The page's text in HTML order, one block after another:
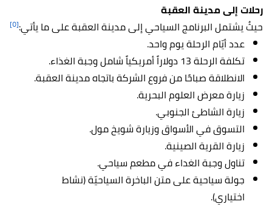
رحلات إلى مدينة العقبة
حيثُ يشتمل البرنامج السياحي إلى مدينة العقبة على ما يأتي:[٥]
عدد أيّام الرحلة يوم واحد.
تكلفة الرحلة 13 دولاراً أمريكياً شامل وجبة الغذاء.
الانطلاقة صباحًا من فروع الشركة باتجاه مدينة العقبة.
زيارة معرض العلوم البحرية.
زيارة الشاطئ الجنوبي.
التسوق في الأسواق وزيارة شويخ مول.
زيارة القرية الصينية.
تناول وجبة الغداء في مطعم سياحي.
جولة سياحية على متن الباخرة السياحيّة (نشاط
اختياري).